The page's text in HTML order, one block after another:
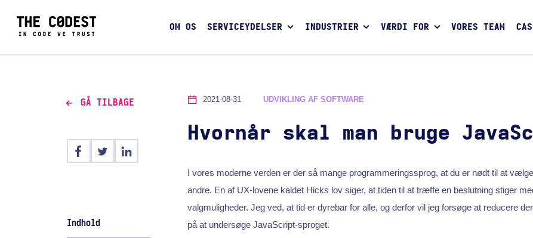
OM OS SERVICEYDELSER INDUSTRIER VÆRDI FOR VORES TEAM
GÅ TILBAGE
Indhold
2021-08-31 UDVIKLING AF SOFTWARE
Hvornår skal man bruge
I vores moderne verden er der så mange programmeringssprog, at du er nødt til at
andre. En af UX-lovene kaldet Hicks lov siger, at tiden til at træffe en beslutning stiger
valgmuligheder. Jeg ved, at tid er dyrebar for alle, og derfor vil jeg forsøge at reducere
på at undersøge JavaScript-sproget.